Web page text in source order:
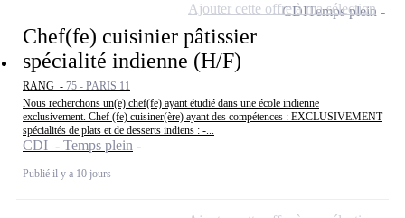
Chef(fe) cuisinier pâtissier
spécialité indienne (H/F)
RANG - 75 - PARIS 11
Nous recherchons un(e) chef(fe) ayant étudié dans une école indienne
exclusivement. Chef (fe) cuisiner(ère) ayant des compétences : EXCLUSIVEMENT
spécialités de plats et de desserts indiens : -...
CDI - Temps plein
Publié il y a 10 jours
CDITemps plein
Ajouter cette offre à ma sélection